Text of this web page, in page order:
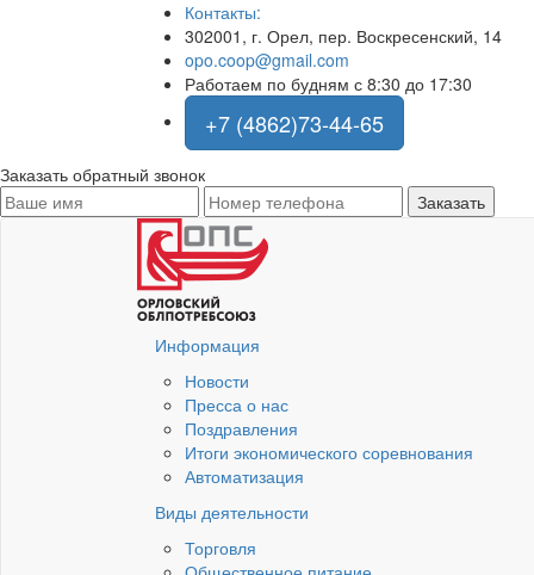
Контакты:
302001, г. Орел, пер. Воскресенский, 14
opo.coop@gmail.com
Работаем по будням с 8:30 до 17:30
+7 (4862)73-44-65
Заказать обратный звонок
Информация
Новости
Пресса о нас
Поздравления
Итоги экономического соревнования
Автоматизация
Виды деятельности
Торговля